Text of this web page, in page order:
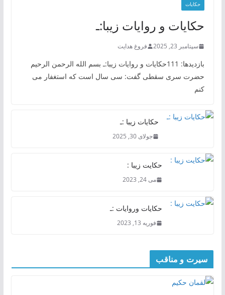
حکایات
حکایات و روایات زیبا:ـ
سپتامبر 23, 2025 فروغ هدایت
بازدیدها: 111حکایات و روایات زیبا:ـ بسم الله الرحمن الرحیم
حضرت سری سقطی گفت: سی سال است که استغفار می
کنم
حکایات زیبا :ـ
جولای 30, 2025
حکایت زیبا :
می 24, 2023
حکایات وروایات :ـ
فوریه 13, 2023
سیرت و مناقب